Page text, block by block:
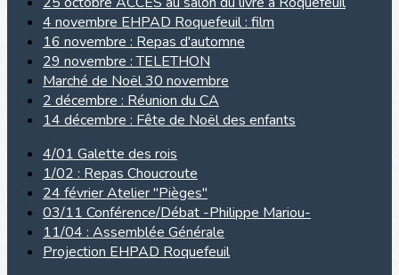
4 novembre EHPAD Roquefeuil : film
16 novembre : Repas d'automne
29 novembre : TELETHON
Marché de Noël 30 novembre
2 décembre : Réunion du CA
14 décembre : Fête de Noël des enfants
4/01 Galette des rois
1/02 : Repas Choucroute
24 février Atelier "Pièges"
03/11 Conférence/Débat -Philippe Mariou-
11/04 : Assemblée Générale
Projection EHPAD Roquefeuil